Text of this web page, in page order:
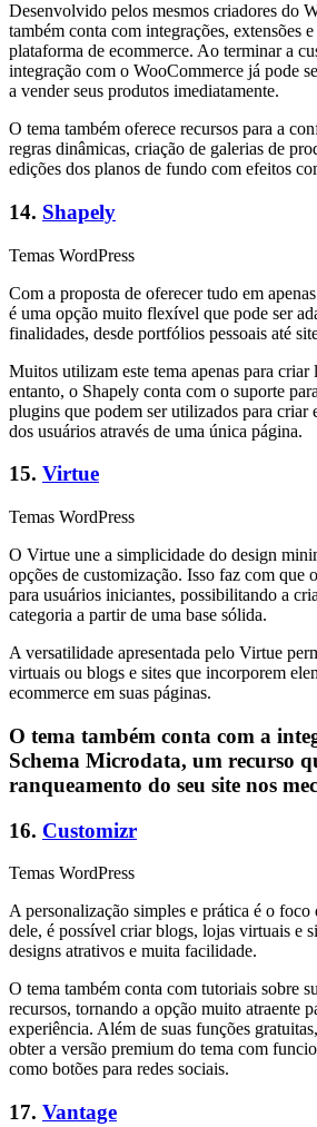
Desenvolvido pelos mesmos criadores do
também conta com integrações, extensões
plataforma de ecommerce. Ao terminar a
integração com o WooCommerce já pode
a vender seus produtos imediatamente.
O tema também oferece recursos para a
regras dinâmicas, criação de galerias de
edições dos planos de fundo com efeitos
14. Shapely
Temas WordPress
Com a proposta de oferecer tudo em
é uma opção muito flexível que pode ser
finalidades, desde portfólios pessoais até
Muitos utilizam este tema apenas para criar
entanto, o Shapely conta com o suporte
plugins que podem ser utilizados para criar
dos usuários através de uma única página.
15. Virtue
Temas WordPress
O Virtue une a simplicidade do design
opções de customização. Isso faz com que
para usuários iniciantes, possibilitando a
categoria a partir de uma base sólida.
A versatilidade apresentada pelo Virtue
virtuais ou blogs e sites que incorporem
ecommerce em suas páginas.
O tema também conta com a
Schema Microdata, um recurso
ranqueamento do seu site nos
16. Customizr
Temas WordPress
A personalização simples e prática é o
dele, é possível criar blogs, lojas virtuais e
designs atrativos e muita facilidade.
O tema também conta com tutoriais sobre
recursos, tornando a opção muito atraente
experiência. Além de suas funções
obter a versão premium do tema com
como botões para redes sociais.
17. Vantage